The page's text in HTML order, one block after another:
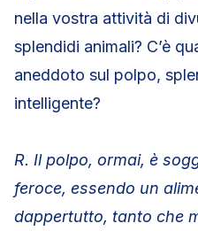
nella vostra attività di
splendidi animali? C’è
aneddoto sul polpo,
intelligente?
R. Il polpo, ormai, è
feroce, essendo un
dappertutto, tanto che